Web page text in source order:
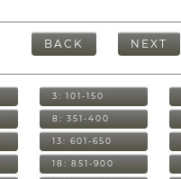
BACK NEXT
3: 101-150
8: 351-400
13: 601-650
18: 851-900